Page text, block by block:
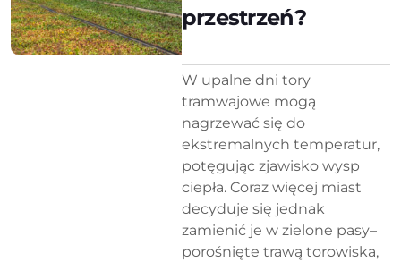
przestrzeń?
W upalne dni tory
tramwajowe mogą
nagrzewać się do
ekstremalnych temperatur,
potęgując zjawisko wysp
ciepła. Coraz więcej miast
decyduje się jednak
zamienić je w zielone pasy–
porośnięte trawą torowiska,